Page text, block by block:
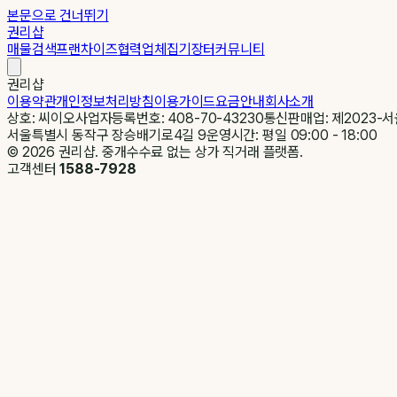
본문으로 건너뛰기
권리샵
매물검색프랜차이즈협력업체집기장터커뮤니티
권리샵
이용약관개인정보처리방침이용가이드요금안내회사소개
상호: 씨이오사업자등록번호: 408-70-43230통신판매업: 제2023-
서울특별시 동작구 장승배기로4길 9운영시간: 평일 09:00 - 18:00
© 2026 권리샵. 중개수수료 없는 상가 직거래 플랫폼.
고객센터1588-7928